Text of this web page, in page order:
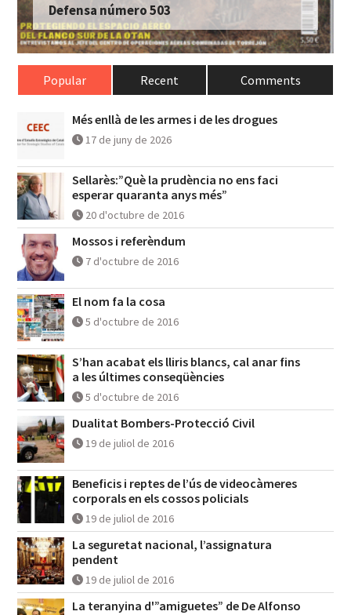
Defensa número 503
Popular Recent Comments
Més enllà de les armes i de les drogues
17 de juny de 2026
Sellarès:”Què la prudència no ens faci
esperar quaranta anys més”
20 d'octubre de 2016
Mossos i referèndum
7 d'octubre de 2016
El nom fa la cosa
5 d'octubre de 2016
S’han acabat els lliris blancs, cal anar fins
a les últimes conseqüències
5 d'octubre de 2016
Dualitat Bombers-Protecció Civil
19 de juliol de 2016
Beneficis i reptes de l’ús de videocàmeres
corporals en els cossos policials
19 de juliol de 2016
La seguretat nacional, l’assignatura
pendent
19 de juliol de 2016
La teranyina d'”amiguetes” de De Alfonso